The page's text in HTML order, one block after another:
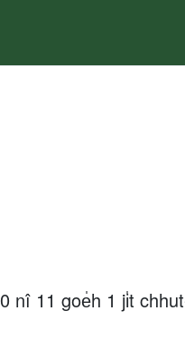
nî 11 goe̍h 1 ji̍t